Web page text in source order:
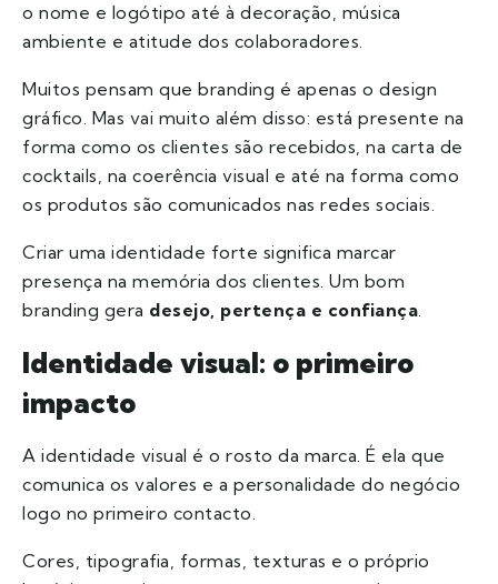
o nome e logótipo até à decoração, música
ambiente e atitude dos colaboradores.
Muitos pensam que branding é apenas o design
gráfico. Mas vai muito além disso: está presente na
forma como os clientes são recebidos, na carta de
cocktails, na coerência visual e até na forma como
os produtos são comunicados nas redes sociais.
Criar uma identidade forte significa marcar
presença na memória dos clientes. Um bom
branding gera desejo, pertença e confiança.
Identidade visual: o primeiro
impacto
A identidade visual é o rosto da marca. É ela que
comunica os valores e a personalidade do negócio
logo no primeiro contacto.
Cores, tipografia, formas, texturas e o próprio